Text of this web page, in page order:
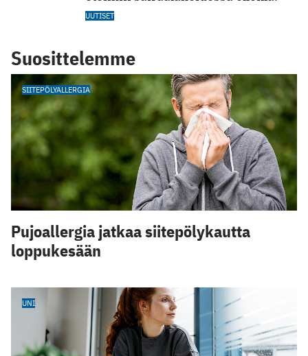
UUTISET
Suosittelemme
SIITEPÖLYALLERGIA
Pujoallergia jatkaa siitepölykautta
loppukesään
UNI